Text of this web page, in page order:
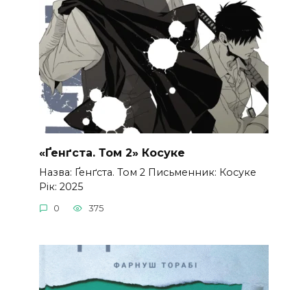
«Ґенґста. Том 2» Косуке
Назва: Ґенґста. Том 2 Письменник: Косуке
Рік: 2025
0 375